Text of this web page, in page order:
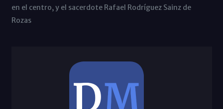
en el centro, y el sacerdote Rafael Rodríguez Sainz de
Rozas